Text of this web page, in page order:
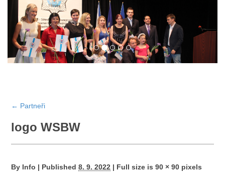
← Partneři
logo WSBW
By Info | Published 8. 9. 2022 | Full size is90 × 90 pixels